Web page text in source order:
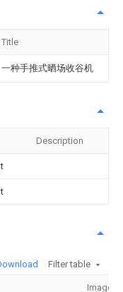
Title
一种手推式晒场收谷机
Description
Filter table
Image